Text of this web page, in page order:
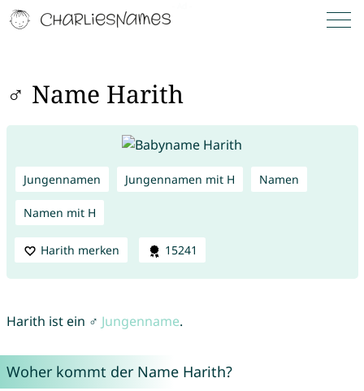
♂ Name Harith
Jungennamen Jungennamen mit H Namen
Namen mit H
Harith merken 15241
Harith ist ein ♂ Jungenname.
Woher kommt der Name Harith?